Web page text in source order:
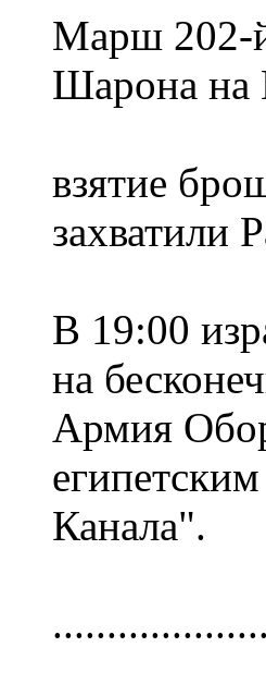
Марш 202-
Шарона на
взятие
захватили
В 19:00
на
Армия
Канала".